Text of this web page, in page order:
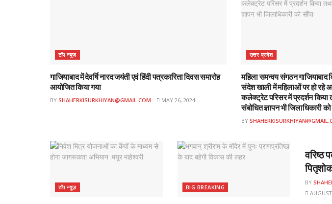
टॉप न्यूज़
गाजियाबाद में देवर्षि नारद जयंती एवं हिंदी पत्रकारिता दिवस समारोह
आयोजित किया गया
BY SHAHERKISURKHIYAN@GMAIL.COM MAY 26, 2024
उत्तर प्रदेश
महिला समन्वय संगठन गाजियाबाद
संदेश खाली में महिलाओं पर हो रहे
कलेक्ट्रेट परिसर में प्रदर्शन किया
संबोधित ज्ञापन भी जिलाधिकारी को
BY
टॉप न्यूज़ BIG BREAKING
वरिष्ठ
BY